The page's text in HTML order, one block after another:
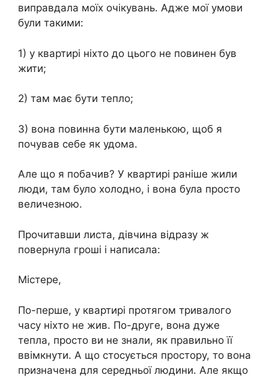
виправдала моїх очікувань. Адже мої умови
були такими:
1) у квартирі ніхто до цього не повинен був
жити;
2) там має бути тепло;
3) вона повинна бути маленькою, щоб я
почував себе як удома.
Але що я побачив? У квартирі раніше жили
люди, там було холодно, і вона була просто
величезною.
Прочитавши листа, дівчина відразу ж
повернула гроші і написала:
Містере,
По-перше, у квартирі протягом тривалого
часу ніхто не жив. По-друге, вона дуже
тепла, просто ви не знали, як правильно її
ввімкнути. А що стосується простору, то вона
призначена для середньої людини. Але якщо